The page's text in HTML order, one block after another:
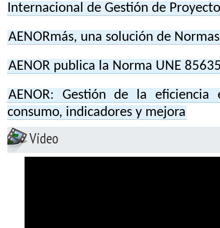
Internacional de Gestión de
AENORmás, una solución de
AENOR publica la Norma UNE
AENOR: Gestión de la eficiencia
consumo, indicadores y mejora
Vídeo